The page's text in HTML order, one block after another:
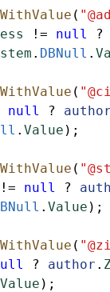
(
!= null ?
. DBNull .
(
null ? author
. Value );
(
!= null ?
. Value );
(
? author .
Value );